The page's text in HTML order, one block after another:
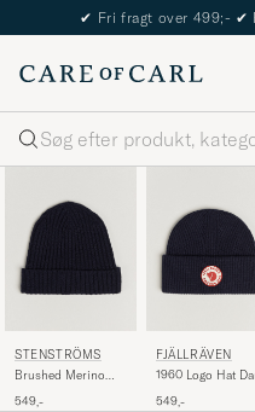
✔ Fri fragt over 499;- ✔
Søg
STENSTRÖMS
Brushed Merino
549,-
FJÄLLRÄVEN
1960 Logo Hat
549,-